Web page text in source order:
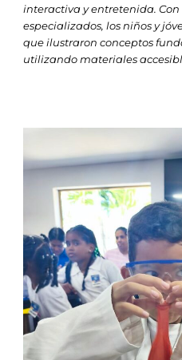
interactiva y entretenida.
especializados, los niños y
que ilustraron conceptos
utilizando materiales